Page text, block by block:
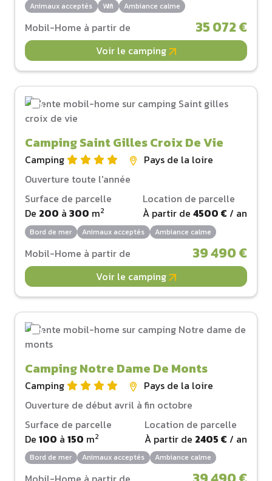
Animaux acceptés Wifi Ambiance calme
Mobil-Home à partir de 35 072 €
Voir le camping
Camping Saint Gilles Croix De Vie
Camping
Pays de la loire
Ouverture toute l'année
Surface de parcelle
De 200 à 300 m2
Location de parcelle
À partir de 4500 € / an
Bord de mer Animaux acceptés Ambiance calme
Mobil-Home à partir de 39 490 €
Voir le camping
Camping Notre Dame De Monts
Camping
Pays de la loire
Ouverture de début avril à fin octobre
Surface de parcelle
De 100 à 150 m2
Location de parcelle
À partir de 2405 € / an
Bord de mer Animaux acceptés Ambiance calme